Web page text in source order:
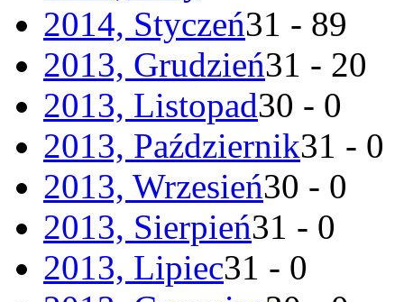
2014, Styczeń31 - 89
2013, Grudzień31 - 20
2013, Listopad30 - 0
2013, Październik31 - 0
2013, Wrzesień30 - 0
2013, Sierpień31 - 0
2013, Lipiec31 - 0